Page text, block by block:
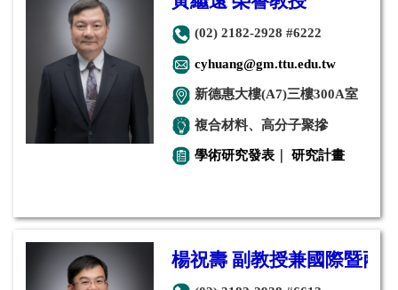
(02) 2182-2928 #6222
cyhuang@gm.ttu.edu.tw
新德惠大樓(A7)三樓300A室
複合材料、高分子聚摻
學術研究發表 ｜ 研究計畫
楊祝壽 副教授兼國際暨兩